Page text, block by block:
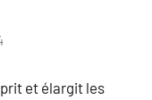
et élargit les